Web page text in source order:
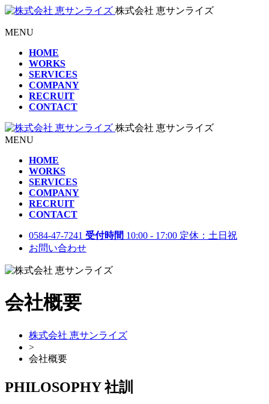
株式会社 恵サンライズ
MENU
HOME
WORKS
SERVICES
COMPANY
RECRUIT
CONTACT
株式会社 恵サンライズ
MENU
HOME
WORKS
SERVICES
COMPANY
RECRUIT
CONTACT
0584-47-7241 受付時間 10:00 - 17:00 定休：土日祝
お問い合わせ
会社概要
株式会社 恵サンライズ
>
会社概要
PHILOSOPHY 社訓